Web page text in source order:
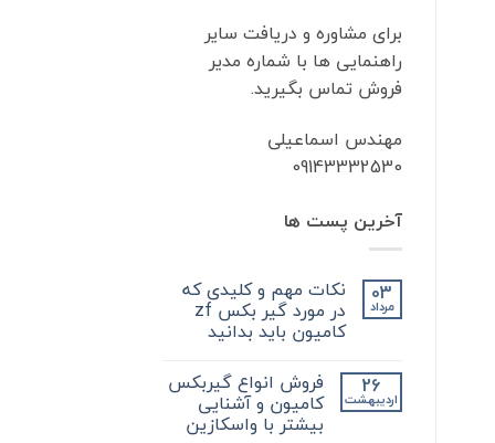
برای مشاوره و دریافت سایر
راهنمایی ها با شماره مدیر
فروش تماس بگیرید.
مهندس اسماعیلی
09143332530
آخرین پست ها
03
مرداد
نکات مهم و کلیدی که
در مورد گیر بکس zf
کامیون باید بدانید
دیدگاهی
نکات
مهم
نشده 26
اردیبهشت
فروش انواع گیربکس
کامیون و آشنایی
بیشتر با واسکازین